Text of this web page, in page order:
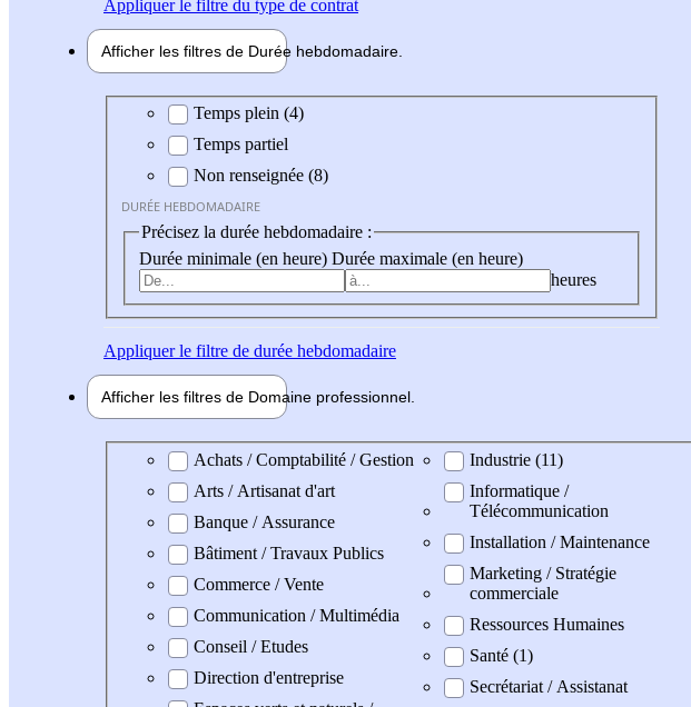
Appliquerle filtre du type de contrat
Afficher les filtres de Durée hebdomadaire
Durée hebdomadaire
Temps plein (4)
Temps partiel
Non renseignée (8)
DURÉE HEBDOMADAIRE
Précisez la durée hebdomadaire :
Durée minimale (en heure) Durée maximale (en heure)
heures
Appliquerle filtre de durée hebdomadaire
Afficher les filtres de Domaine professionnel
Domaine professionel
Achats / Comptabilité / Gestion
Arts / Artisanat d'art
Banque / Assurance
Bâtiment / Travaux Publics
Commerce / Vente
Communication / Multimédia
Conseil / Etudes
Direction d'entreprise
Industrie (11)
Informatique /
Télécommunication
Installation / Maintenance
Marketing / Stratégie
commerciale
Ressources Humaines
Santé (1)
Secrétariat / Assistanat